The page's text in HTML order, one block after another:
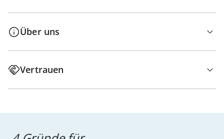
Über uns
Vertrauen